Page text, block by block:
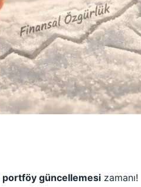
portföy güncellemesi zamanı!